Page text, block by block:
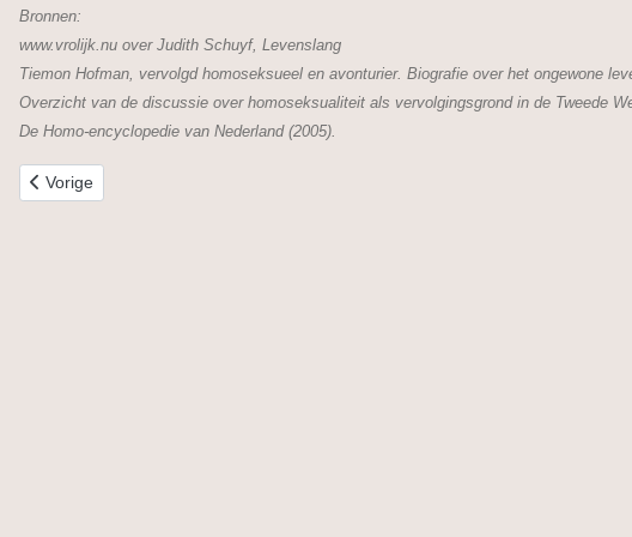
Bronnen:
www.vrolijk.nu over Judith Schuyf, Levenslang
Tiemon Hofman, vervolgd homoseksueel en avonturier. Biografie over het ongewone
Overzicht van de discussie over homoseksualiteit als vervolgingsgrond in de Tweede
De Homo-encyclopedie van Nederland (2005).
Vorig artikel: Frieda Belinfante
Vorige